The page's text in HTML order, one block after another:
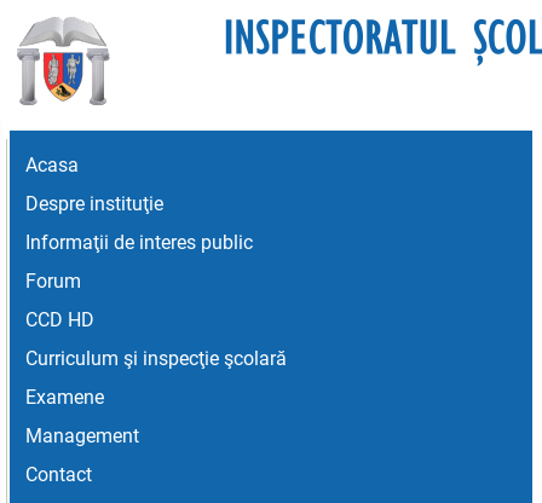
Acasa
Despre instituţie
Informaţii de interes public
Forum
CCD HD
Curriculum şi inspecţie şcolară
Examene
Management
Contact